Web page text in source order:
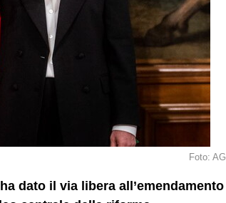
Foto: AGI
dato il via libera all’emendamento